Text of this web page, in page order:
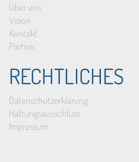
Über uns
Vision
Kontakt
Partner
RECHTLICHES
Datenschutzerklärung
Haftungsausschluss
Impressum